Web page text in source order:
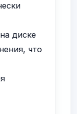
диске
что